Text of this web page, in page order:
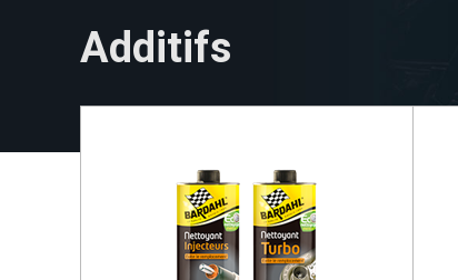
NOS GOODIES
Additifs